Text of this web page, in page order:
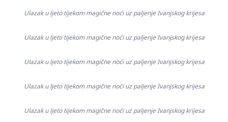
Ulazak u ljeto tijekom magične noći uz paljenje Ivanjskog krijesa
Ulazak u ljeto tijekom magične noći uz paljenje Ivanjskog krijesa
Ulazak u ljeto tijekom magične noći uz paljenje Ivanjskog krijesa
Ulazak u ljeto tijekom magične noći uz paljenje Ivanjskog krijesa
Ulazak u ljeto tijekom magične noći uz paljenje Ivanjskog krijesa